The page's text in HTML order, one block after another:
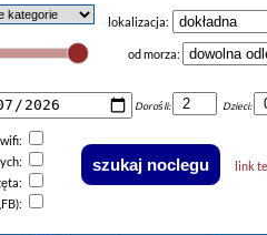
lokalizacja:
od morza:
Dorośli: Dzieci:
wifi:
link